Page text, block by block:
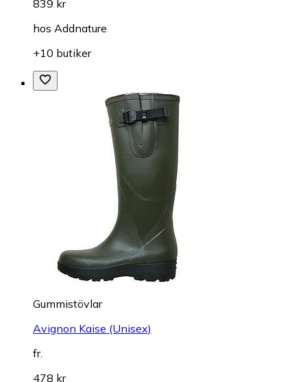
839 kr
hos Addnature
+10 butiker
Gummistövlar
Avignon Kaise (Unisex)
fr.
478 kr